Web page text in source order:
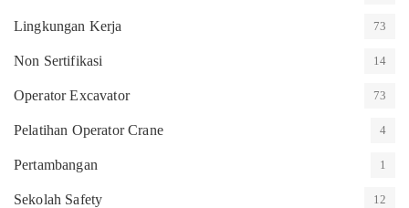
Lingkungan Kerja 73
Non Sertifikasi 14
Operator Excavator 73
Pelatihan Operator Crane 4
Pertambangan 1
Sekolah Safety 12